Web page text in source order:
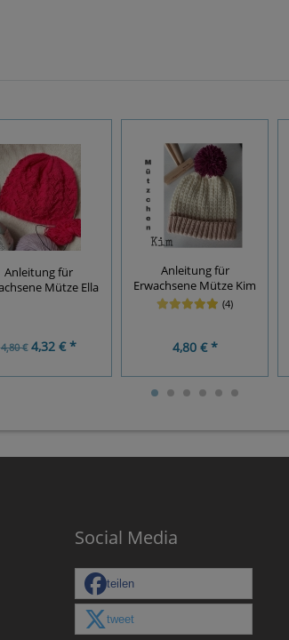
Anleitung für
Mütze Ella
4,80 €4,32 € *
Anleitung für
Erwachsene Mütze Kim
(4)
4,80 € *
Social Media
teilen
tweet